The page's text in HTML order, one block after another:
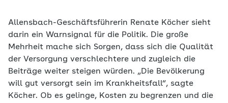
Allensbach-Geschäftsführerin Renate Köcher sieht
darin ein Warnsignal für die Politik. Die große
Mehrheit mache sich Sorgen, dass sich die Qualität
der Versorgung verschlechtere und zugleich die
Beiträge weiter steigen würden. „Die Bevölkerung
will gut versorgt sein im Krankheitsfall“, sagte
Köcher. Ob es gelinge, Kosten zu begrenzen und die